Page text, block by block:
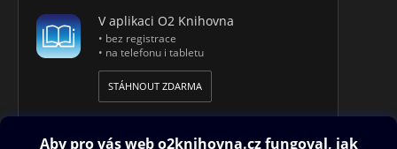
V aplikaci O2 Knihovna
• bez registrace
• na telefonu i tabletu
STÁHNOUT ZDARMA